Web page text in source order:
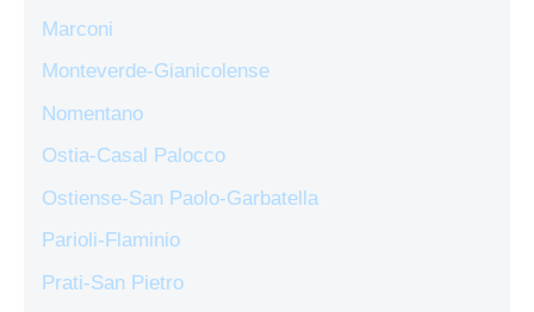
Marconi
Monteverde-Gianicolense
Nomentano
Ostia-Casal Palocco
Ostiense-San Paolo-Garbatella
Parioli-Flaminio
Prati-San Pietro